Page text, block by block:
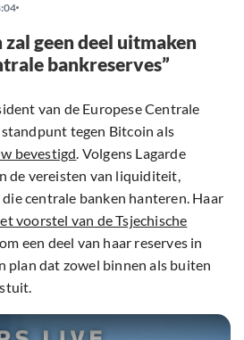
geen deel uitmaken
bankreserves”
van de Europese Centrale
tegen Bitcoin als
bevestigd. Volgens Lagarde
de vereisten van liquiditeit,
centrale banken hanteren. Haar
voorstel van de Tsjechische
een deel van haar reserves in
plan dat zowel binnen als buiten